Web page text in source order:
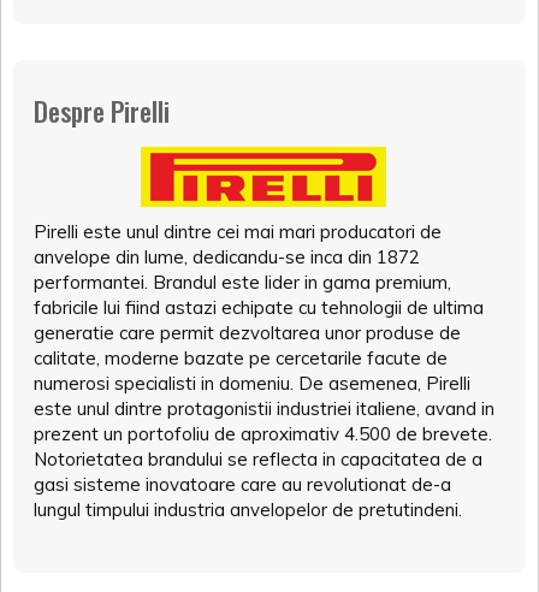
Despre Pirelli
Pirelli este unul dintre cei mai mari producatori de
anvelope din lume, dedicandu-se inca din 1872
performantei. Brandul este lider in gama premium,
fabricile lui fiind astazi echipate cu tehnologii de ultima
generatie care permit dezvoltarea unor produse de
calitate, moderne bazate pe cercetarile facute de
numerosi specialisti in domeniu. De asemenea, Pirelli
este unul dintre protagonistii industriei italiene, avand in
prezent un portofoliu de aproximativ 4.500 de brevete.
Notorietatea brandului se reflecta in capacitatea de a
gasi sisteme inovatoare care au revolutionat de-a
lungul timpului industria anvelopelor de pretutindeni.